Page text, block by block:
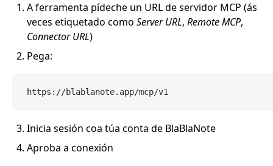
A ferramenta pídeche un URL de servidor MCP (ás
veces etiquetado como Server URL, Remote MCP,
Connector URL)
Pega:
https://blablanote.app/mcp/v1
Inicia sesión coa túa conta de BlaBlaNote
Aproba a conexión